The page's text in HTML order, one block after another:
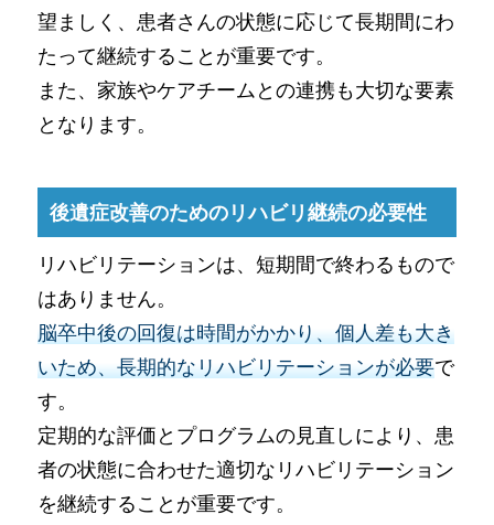
望ましく、患者さんの状態に応じて長期間にわ
たって継続することが重要です。
また、家族やケアチームとの連携も大切な要素
となります。
後遺症改善のためのリハビリ継続の必要性
リハビリテーションは、短期間で終わるもので
はありません。
脳卒中後の回復は時間がかかり、個人差も大き
いため、長期的なリハビリテーションが必要で
す。
定期的な評価とプログラムの見直しにより、患
者の状態に合わせた適切なリハビリテーション
を継続することが重要です。